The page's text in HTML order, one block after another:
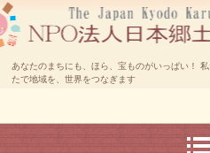
あなたのまちにも、ほら、宝ものがいっぱい！
たで地域を、世界をつなぎます